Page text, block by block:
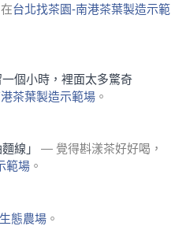
台北找茶園-南港茶葉製造示範
個小時，裡面太多驚奇
茶葉製造示範場 。
線」
— 覺得斟漾茶好好喝，
範場 。
態農場 。